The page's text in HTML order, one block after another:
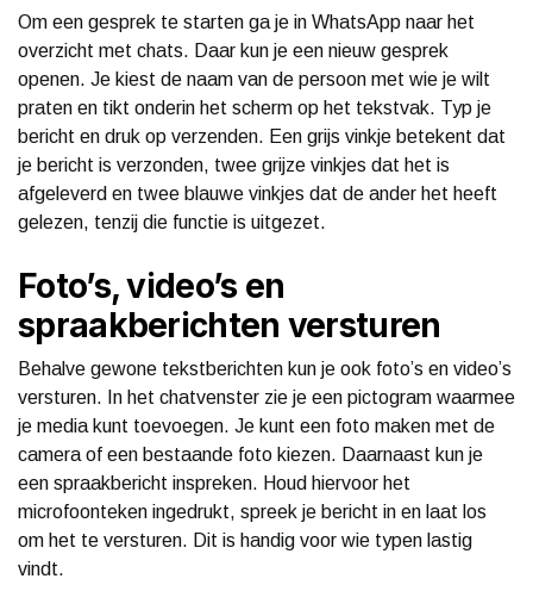
Om een gesprek te starten ga je in WhatsApp naar het
overzicht met chats. Daar kun je een nieuw gesprek
openen. Je kiest de naam van de persoon met wie je wilt
praten en tikt onderin het scherm op het tekstvak. Typ je
bericht en druk op verzenden. Een grijs vinkje betekent dat
je bericht is verzonden, twee grijze vinkjes dat het is
afgeleverd en twee blauwe vinkjes dat de ander het heeft
gelezen, tenzij die functie is uitgezet.
Foto’s, video’s en
spraakberichten versturen
Behalve gewone tekstberichten kun je ook foto’s en video’s
versturen. In het chatvenster zie je een pictogram waarmee
je media kunt toevoegen. Je kunt een foto maken met de
camera of een bestaande foto kiezen. Daarnaast kun je
een spraakbericht inspreken. Houd hiervoor het
microfoonteken ingedrukt, spreek je bericht in en laat los
om het te versturen. Dit is handig voor wie typen lastig
vindt.